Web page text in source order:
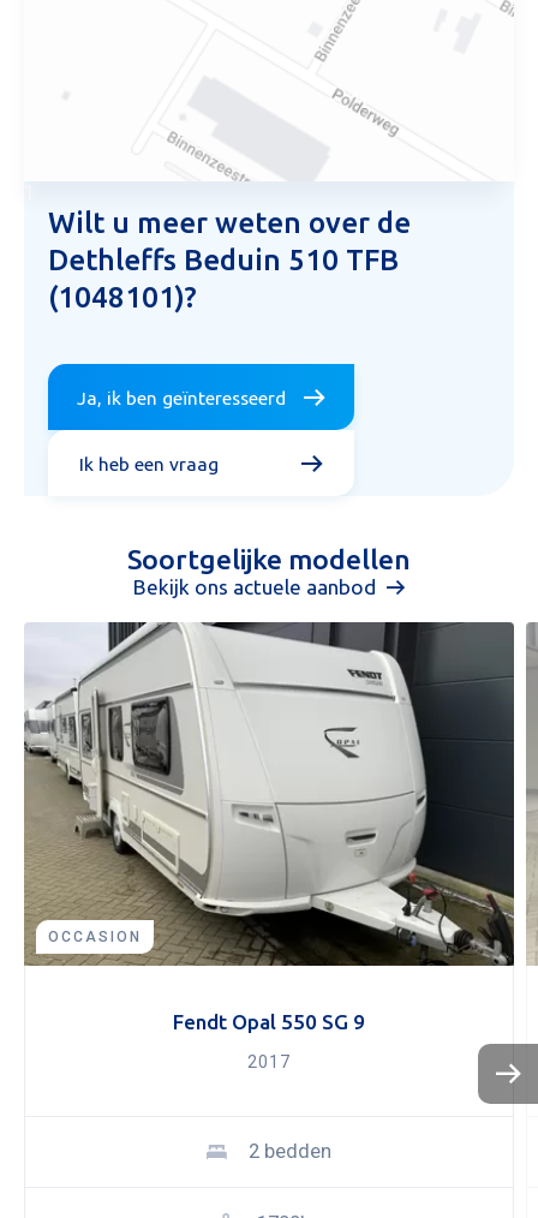
KOPEN
Aanvraag inruilvoorstel
Wilt u meer weten over de
Dethleffs Beduin 510 TFB
(1048101)?
Ja, ik ben geïnteresseerd
Ik heb een vraag
Soortgelijke modellen
Bekijk ons actuele aanbod
OCCASION
Fendt Opal 550 SG 9
2017
2 bedden